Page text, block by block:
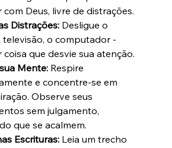
Deus, livre de distrações.
Distrações: Desligue o
televisão, o computador -
coisa que desvie sua atenção.
Mente: Respire
e concentre-se em
Observe seus
sem julgamento,
que se acalmem.
Escrituras: Leia um trecho